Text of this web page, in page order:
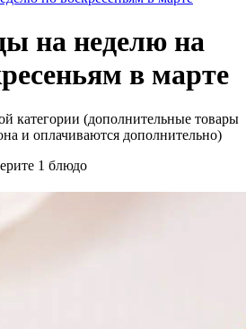
на неделю на
в марте
категории (дополнительные товары
и оплачиваются дополнительно)
1 блюдо